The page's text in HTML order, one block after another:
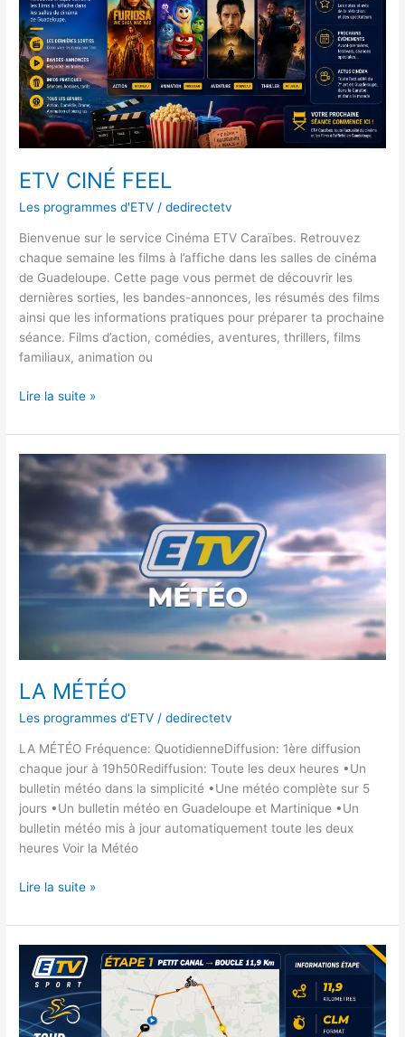
ETV CINÉ FEEL
Les programmes d'ETV /dedirectetv
Bienvenue sur le service Cinéma ETV Caraïbes. Retrouvez
chaque semaine les films à l’affiche dans les salles de cinéma
de Guadeloupe. Cette page vous permet de découvrir les
dernières sorties, les bandes-annonces, les résumés des films
ainsi que les informations pratiques pour préparer ta prochaine
séance. Films d’action, comédies, aventures, thrillers, films
familiaux, animation ou
Lire la suite »
LA MÉTÉO
Les programmes d'ETV /dedirectetv
LA MÉTÉO Fréquence: QuotidienneDiffusion: 1ère diffusion
chaque jour à 19h50Rediffusion: Toute les deux heures •Un
bulletin météo dans la simplicité •Une météo complète sur 5
jours •Un bulletin météo en Guadeloupe et Martinique •Un
bulletin météo mis à jour automatiquement toute les deux
heures Voir la Météo
LA
MÉTÉO
Lire la suite »
GUADELOUPE
2026
Carte